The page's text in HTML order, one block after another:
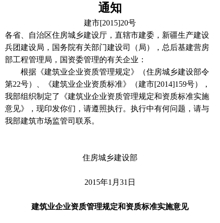
通知
建市[2015]20号
各省、自治区住房城乡建设厅，直辖市建委，新疆生产建设
兵团建设局，国务院有关部门建设司（局），总后基建营房
部工程管理局，国资委管理的有关企业：
根据《建筑业企业资质管理规定》（住房城乡建设部令
第22号）、《建筑业企业资质标准》（建市[2014]159号），
我部组织制定了《建筑业企业资质管理规定和资质标准实施
意见》，现印发你们，请遵照执行。执行中有何问题，请与
我部建筑市场监管司联系。
住房城乡建设部
2015年1月31日
建筑业企业资质管理规定和资质标准实施意见